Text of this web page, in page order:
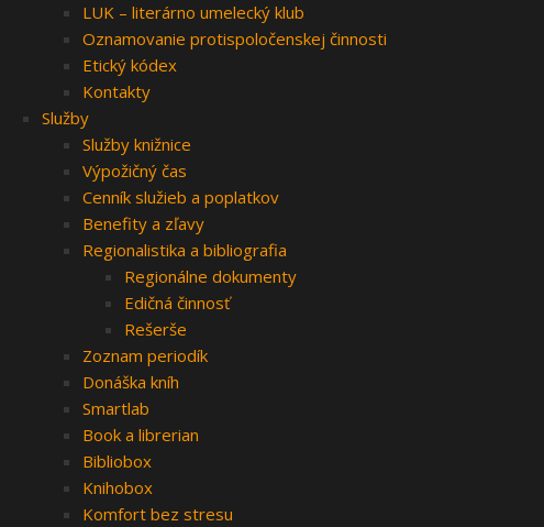
LUK – literárno umelecký klub
Oznamovanie protispoločenskej činnosti
Etický kódex
Kontakty
Služby
Služby knižnice
Výpožičný čas
Cenník služieb a poplatkov
Benefity a zľavy
Regionalistika a bibliografia
Regionálne dokumenty
Edičná činnosť
Rešerše
Zoznam periodík
Donáška kníh
Smartlab
Book a librerian
Bibliobox
Knihobox
Komfort bez stresu